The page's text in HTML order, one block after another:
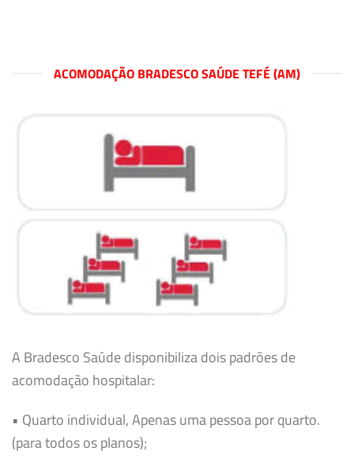
ACOMODAÇÃO BRADESCO SAÚDE TEFÉ (AM)
A Bradesco Saúde disponibiliza dois padrões de
acomodação hospitalar:
• Quarto individual, Apenas uma pessoa por quarto.
(para todos os planos);